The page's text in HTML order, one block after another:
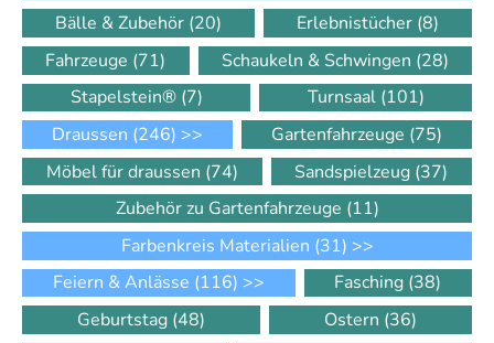
Bälle & Zubehör (20) Erlebnistücher (8)
Fahrzeuge (71) Schaukeln & Schwingen (28)
Stapelstein® (7) Turnsaal (101)
Draussen (246) >> Gartenfahrzeuge (75)
Möbel für draussen (74) Sandspielzeug (37)
Zubehör zu Gartenfahrzeuge (11)
Farbenkreis Materialien (31) >>
Feiern & Anlässe (116) >> Fasching (38)
Geburtstag (48) Ostern (36)